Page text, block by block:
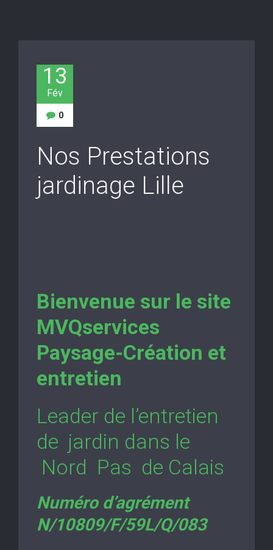
13
Fév
0
Nos Prestations
jardinage Lille
Bienvenue sur le site
MVQservices
Paysage-Création et
entretien
Leader de l’entretien
de jardin dans le
Nord Pas de Calais
Numéro d’agrément
N/10809/F/59L/Q/083